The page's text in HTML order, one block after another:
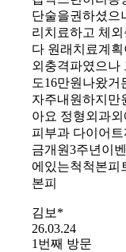
단술을권하셨으
리치료하고 체
다 원래치료계
외충격파였으나
도16만원나왔
자주내원하지만
아요 정형외과
피부과 다이어
금개원3주년이
에있는척척본피
본피
김보*
26.03.24
1번째 방문